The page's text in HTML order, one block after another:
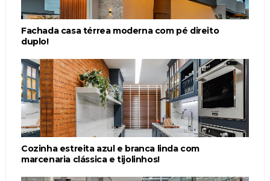
Fachada casa térrea moderna com pé direito
duplo!
Cozinha estreita azul e branca linda com
marcenaria clássica e tijolinhos!